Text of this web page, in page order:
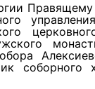
соборного